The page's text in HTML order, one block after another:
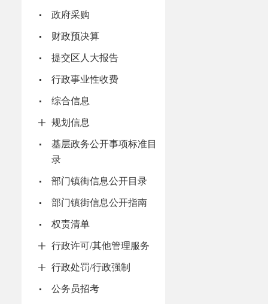
政府采购
财政预决算
提交区人大报告
行政事业性收费
综合信息
规划信息
基层政务公开事项标准目
录
部门镇街信息公开目录
部门镇街信息公开指南
权责清单
行政许可/其他管理服务
行政处罚/行政强制
公务员招考